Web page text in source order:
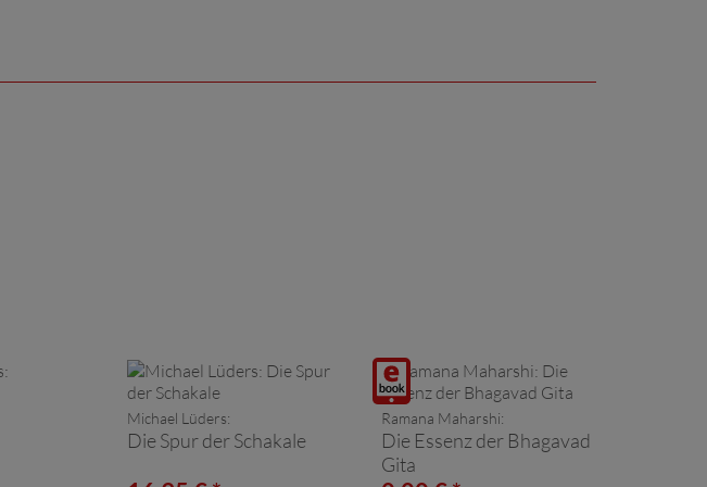
Michael Lüders:
Die Spur der Schakale
Digitalprodukt
/ E-
Book
Ramana Maharshi:
Die Essenz der Bhagavad
Gita